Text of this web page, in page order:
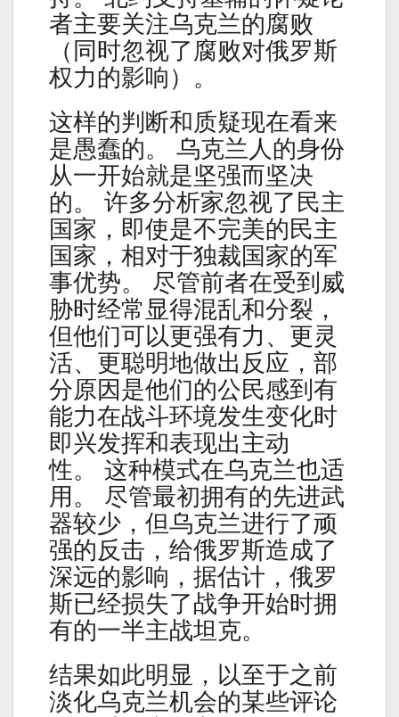
者主要关注乌克兰的腐败
（同时忽视了腐败对俄罗斯
权力的影响）。
这样的判断和质疑现在看来
是愚蠢的。 乌克兰人的身份
从一开始就是坚强而坚决
的。 许多分析家忽视了民主
国家，即使是不完美的民主
国家，相对于独裁国家的军
事优势。 尽管前者在受到威
胁时经常显得混乱和分裂，
但他们可以更强有力、更灵
活、更聪明地做出反应，部
分原因是他们的公民感到有
能力在战斗环境发生变化时
即兴发挥和表现出主动
性。 这种模式在乌克兰也适
用。 尽管最初拥有的先进武
器较少，但乌克兰进行了顽
强的反击，给俄罗斯造成了
深远的影响，据估计，俄罗
斯已经损失了战争开始时拥
有的一半主战坦克。
结果如此明显，以至于之前
淡化乌克兰机会的某些评论